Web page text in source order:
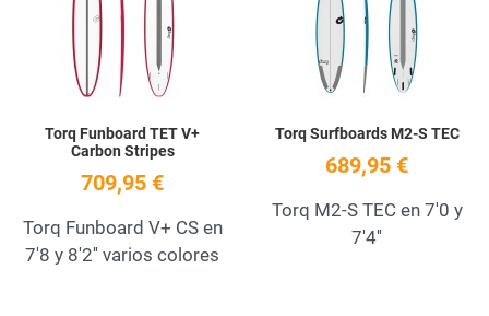
Quick View
Torq Funboard TET V+
Carbon Stripes
709,95 €
Torq Funboard V+ CS en
7'8 y 8'2'' varios colores
Torq Surfboards M2-S TEC
689,95 €
Torq M2-S TEC en 7'0 y
7'4''